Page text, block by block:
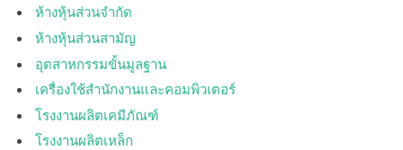
ห้างหุ้นส่วนจำกัด
ห้างหุ้นส่วนสามัญ
อุตสาหกรรมขั้นมูลฐาน
เครื่องใช้สำนักงานและคอมพิวเตอร์
โรงงานผลิตเคมีภัณฑ์
โรงงานผลิตเหล็ก